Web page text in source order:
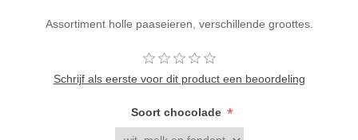
Assortiment holle paaseieren, verschillende groottes.
Schrijf als eerste voor dit product een beoordeling
Soort chocolade *